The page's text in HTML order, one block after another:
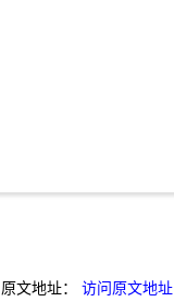
原文地址： 访问原文地址